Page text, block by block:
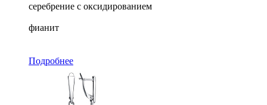
серебрение с оксидированием
фианит
Подробнее